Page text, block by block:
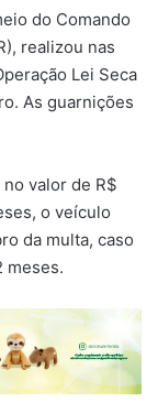
do Comando
realizou nas
Lei Seca
As guarnições
valor de R$
o veículo
da multa, caso
meses.